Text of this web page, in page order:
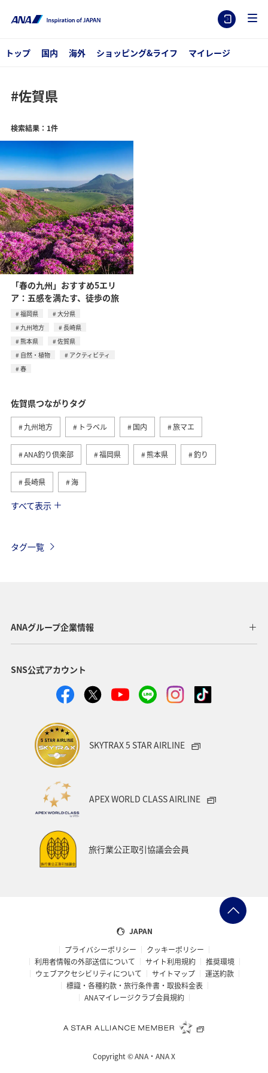
トップ 国内 海外 ショッピング&ライフ マイレージ
#佐賀県
検索結果：1件
「春の九州」おすすめ5エリ
ア：五感を満たす、徒歩の旅
福岡県
大分県
九州地方
長崎県
熊本県
佐賀県
自然・植物
アクティビティ
春
佐賀県つながりタグ
九州地方 トラベル 国内 旅マエ
ANA釣り倶楽部 福岡県 熊本県 釣り
長崎県 海
旅ナカ
すべて表示
タグ一覧
ANAグループ企業情報
SNS公式アカウント
SKYTRAX 5 STAR AIRLINE
APEX WORLD CLASS AIRLINE
旅行業公正取引協議会会員
JAPAN
プライバシーポリシー
クッキーポリシー
利用者情報の外部送信について
サイト利用規約
推奨環境
ウェブアクセシビリティについて
サイトマップ
運送約款
標識・各種約款・旅行条件書・取扱料金表
ANAマイレージクラブ会員規約
Copyright ©ANA・ANA X